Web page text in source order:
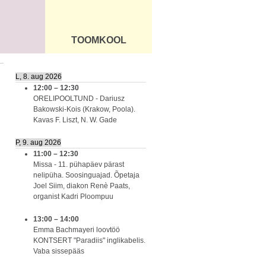
ÜLDINFO
TOOMKOOL
L, 8. aug 2026
12:00 – 12:30
ORELIPOOLTUND - Dariusz
Bakowski-Kois (Krakow, Poola).
Kavas F. Liszt, N. W. Gade
P, 9. aug 2026
11:00 – 12:30
Missa - 11. pühapäev pärast
nelipüha. Soosinguajad. Õpetaja
Joel Siim, diakon Renè Paats,
organist Kadri Ploompuu
13:00 – 14:00
Emma Bachmayeri loovtöö
KONTSERT "Paradiis" inglikabelis.
Vaba sissepääs